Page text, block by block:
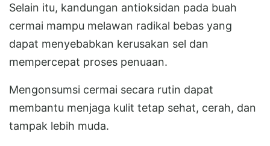
Selain itu, kandungan antioksidan pada buah
cermai mampu melawan radikal bebas yang
dapat menyebabkan kerusakan sel dan
mempercepat proses penuaan.
Mengonsumsi cermai secara rutin dapat
membantu menjaga kulit tetap sehat, cerah, dan
tampak lebih muda.